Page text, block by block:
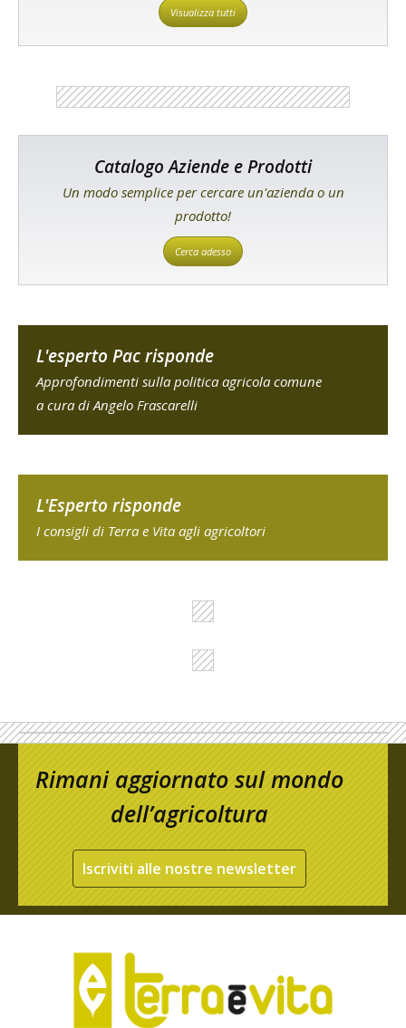
Visualizza tutti
Catalogo Aziende e Prodotti
Un modo semplice per cercare un'azienda o un
prodotto!
Cerca adesso
L'esperto Pac risponde
Approfondimenti sulla politica agricola comune
a cura di Angelo Frascarelli
L'Esperto risponde
I consigli di Terra e Vita agli agricoltori
Rimani aggiornato sul mondo
dell’agricoltura
Iscriviti alle nostre newsletter